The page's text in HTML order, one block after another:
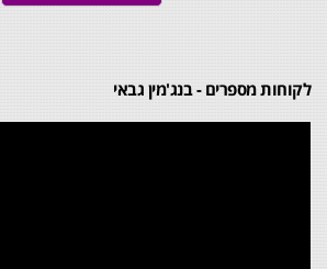
לקוחות מספרים - בנג'מין גבאי